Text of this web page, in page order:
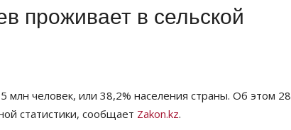
проживает в сельской
млн человек, или 38,2% населения страны. Об этом 28
статистики, сообщает Zakon.kz.